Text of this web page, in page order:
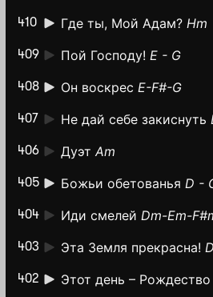
410 Где ты, Мой Адам? Hm
409 Пой Господу! E - G
408 Он воскрес E-F#-G
407 Не дай себе закиснуть
406 Дуэт Am
405 Божьи обетованья D -
404 Иди смелей Dm-Em-
403 Эта Земля прекрасна!
402 Этот день – Рождество